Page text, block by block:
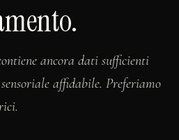
ancora dati sufficienti
affidabile. Preferiamo